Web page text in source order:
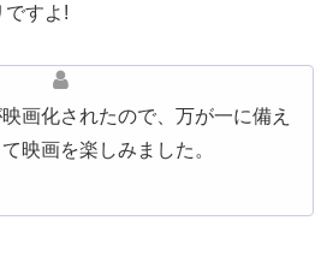
ですよ!
画化されたので、万が一に備え
映画を楽しみました。